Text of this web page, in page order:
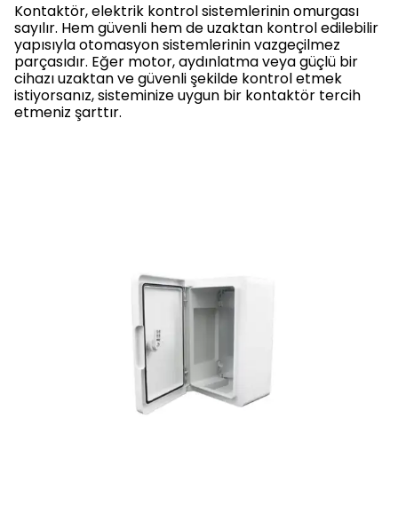
Kontaktör, elektrik kontrol sistemlerinin omurgası
sayılır. Hem güvenli hem de uzaktan kontrol edilebilir
yapısıyla otomasyon sistemlerinin vazgeçilmez
parçasıdır. Eğer motor, aydınlatma veya güçlü bir
cihazı uzaktan ve güvenli şekilde kontrol etmek
istiyorsanız, sisteminize uygun bir kontaktör tercih
etmeniz şarttır.